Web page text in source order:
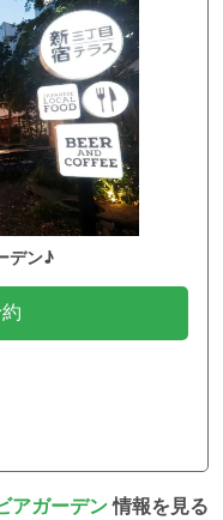
デン♪
アガーデン情報を見る